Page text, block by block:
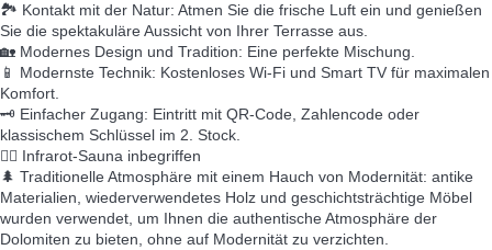
🏞️ Kontakt mit der Natur: Atmen Sie die frische Luft ein und genießen
Sie die spektakuläre Aussicht von Ihrer Terrasse aus.
🏡 Modernes Design und Tradition: Eine perfekte Mischung.
📱 Modernste Technik: Kostenloses Wi-Fi und Smart TV für maximalen
Komfort.
🗝️ Einfacher Zugang: Eintritt mit QR-Code, Zahlencode oder
klassischem Schlüssel im 2. Stock.
🧖‍♀️ Infrarot-Sauna inbegriffen
🌲 Traditionelle Atmosphäre mit einem Hauch von Modernität: antike
Materialien, wiederverwendetes Holz und geschichtsträchtige Möbel
wurden verwendet, um Ihnen die authentische Atmosphäre der
Dolomiten zu bieten, ohne auf Modernität zu verzichten.